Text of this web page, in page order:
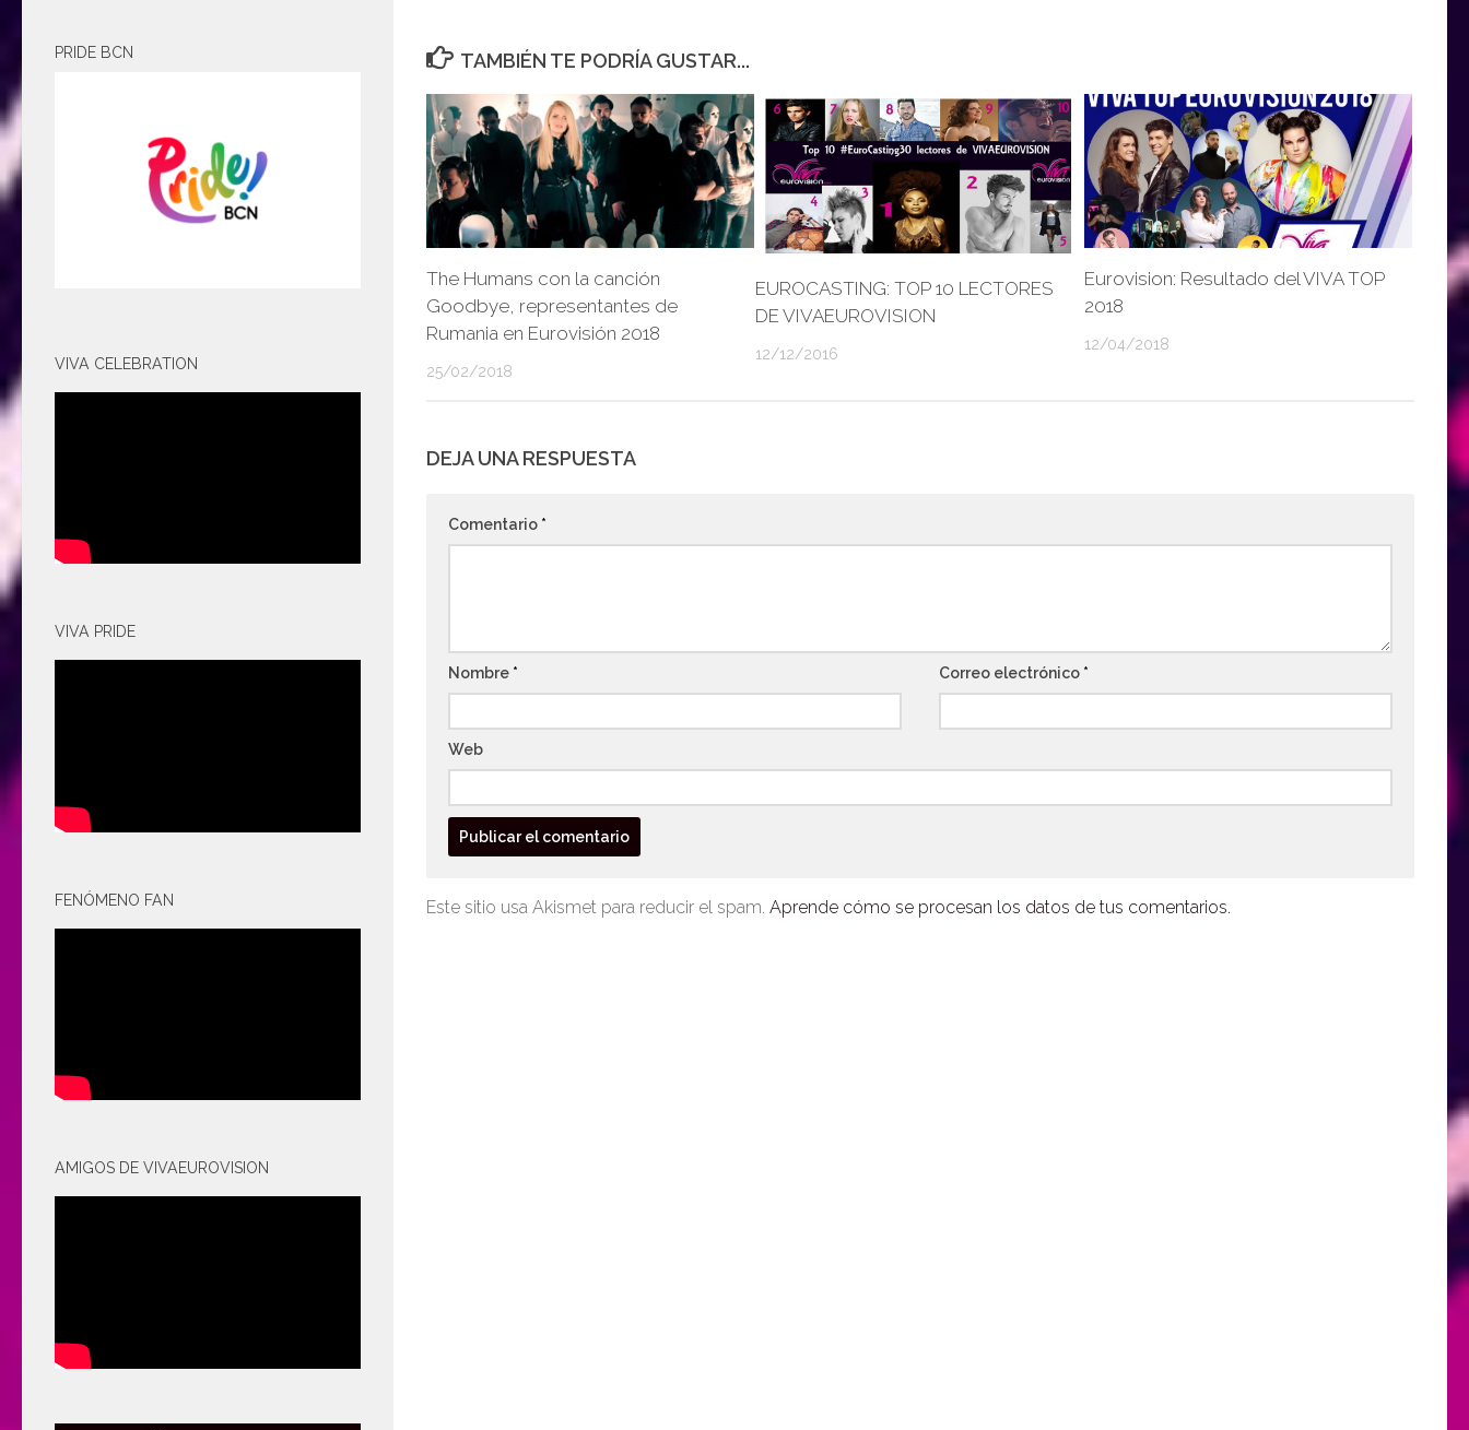
TAMBIÉN TE PODRÍA GUSTAR...
The Humans con la canción
Goodbye, representantes de
Rumania en Eurovisión 2018
25/02/2018
EUROCASTING: TOP 10 LECTORES
DE VIVAEUROVISION
12/12/2016
Eurovision: Resultado del VIVA TOP
2018
12/04/2018
DEJA UNA RESPUESTA
Comentario *
Nombre * Correo electrónico *
Web
Este sitio usa Akismet para reducir el spam. Aprende cómo se procesan los datos de tus comentarios.
PRIDE BCN
VIVA CELEBRATION
VIVA PRIDE
FENÓMENO FAN
AMIGOS DE VIVAEUROVISION